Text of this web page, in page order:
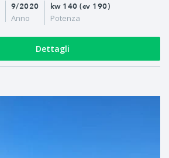
9/2020
Anno
kw 140 (cv 190)
Potenza
Dettagli